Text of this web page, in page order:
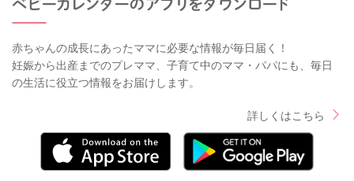
赤ちゃんの成長にあったママに必要な情報が毎日届く！
妊娠から出産までのプレママ、子育て中のママ・パパにも、毎日
の生活に役立つ情報をお届けします。
詳しくはこちら